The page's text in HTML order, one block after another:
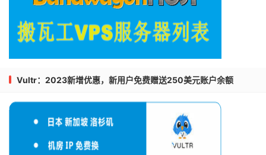
Vultr：2023新增优惠，新用户免费赠送250美元账户余额